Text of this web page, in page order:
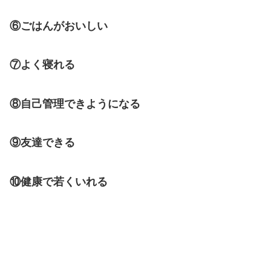
⑥ごはんがおいしい
⑦よく寝れる
⑧自己管理できようになる
⑨友達できる
⑩健康で若くいれる